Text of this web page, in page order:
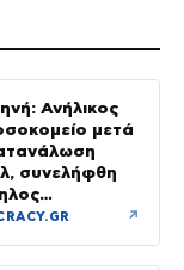
Ανήλικος
μετά
συνελήφθη
↗